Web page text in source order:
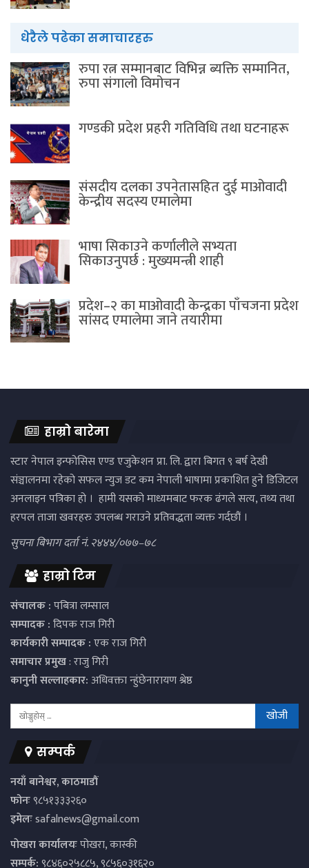
धेरैले पढेका समाचारहरु
रुपा रत्न सम्मानबाट विभिन्न ब्यक्ति सम्मानित,
रुपा संगालो विमोचन
गण्डकी प्रदेश प्रहरी गतिविधि तथा घटनाहरू
संसदीय दलका उपनेतासहित दुई माओवादी
केन्द्रीय सदस्य एमालेमा
भाषा सिकाउने कर्णालीले सभ्यता
सिकाउनुपर्छ : मुख्यमन्त्री शाही
प्रदेश–२ का माओवादी केन्द्रका पाँचजना प्रदेश
सांसद एमालेमा जाने तयारीमा
हाम्रो बारेमा
स्टार नेपाल इन्फोसिस एण्ड एजुकेशन प्रा. लि. द्वारा बिगत ९ बर्ष देखी
संञ्चालनमा रहेको सफल न्युज डट कम नेपाली भाषामा प्रकाशित हुने डिजिटल
अनलाइन पत्रिका हो । हामी यसको माध्यमबाट फरक ढंगले सत्य, तथ्य तथा
हरपल ताजा खवरहरु उपलब्ध गराउने प्रतिवद्धता व्यक्त गर्दछौं ।
सुचना बिभाग दर्ता नं. २४४४/०७७–७८
हाम्रो टिम
संचालक :पबित्रा लम्साल
सम्पादक :दिपक राज गिरी
कार्यकारी सम्पादक :एक राज गिरी
समाचार प्रमुख: राजु गिरी
कानुनी सल्लाहकार:अधिवक्ता न्हुंछेनारायण श्रेष्ठ
सम्पर्क
नयाँ बानेश्वर, काठमाडौं
फोनः९८५१३३३२६०
इमेलःsafalnews@gmail.com
पाेखरा कार्यालयःपोखरा, कास्की
सम्पर्क:९८४६०२५८८५, ९८५६०३१६२०